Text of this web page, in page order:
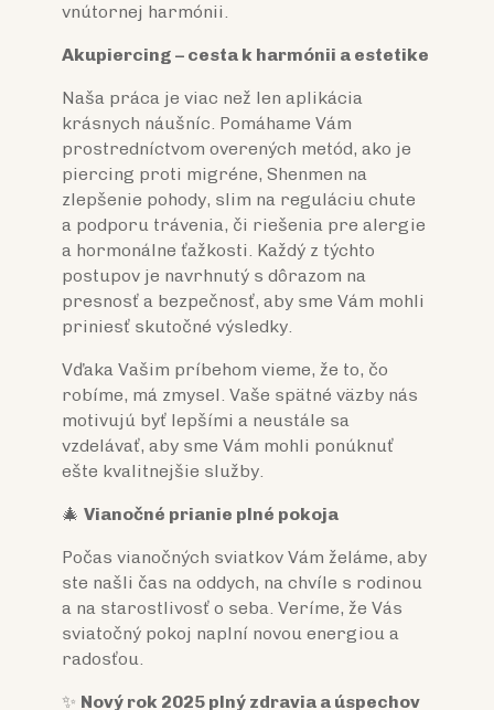
vnútornej harmónii.
Akupiercing – cesta k harmónii a estetike
Naša práca je viac než len aplikácia
krásnych náušníc. Pomáhame Vám
prostredníctvom overených metód, ako je
piercing proti migréne, Shenmen na
zlepšenie pohody, slim na reguláciu chute
a podporu trávenia, či riešenia pre alergie
a hormonálne ťažkosti. Každý z týchto
postupov je navrhnutý s dôrazom na
presnosť a bezpečnosť, aby sme Vám mohli
priniesť skutočné výsledky.
Vďaka Vašim príbehom vieme, že to, čo
robíme, má zmysel. Vaše spätné väzby nás
motivujú byť lepšími a neustále sa
vzdelávať, aby sme Vám mohli ponúknuť
ešte kvalitnejšie služby.
🎄 Vianočné prianie plné pokoja
Počas vianočných sviatkov Vám želáme, aby
ste našli čas na oddych, na chvíle s rodinou
a na starostlivosť o seba. Veríme, že Vás
sviatočný pokoj naplní novou energiou a
radosťou.
✨ Nový rok 2025 plný zdravia a úspechov